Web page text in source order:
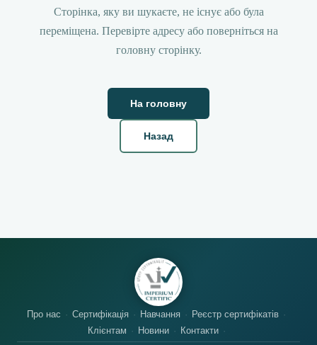
Сторінка, яку ви шукаєте, не існує або була
переміщена. Перевірте адресу або поверніться на
головну сторінку.
На головну
Назад
Про нас Сертифікація Навчання
Реєстр сертифікатів
Клієнтам
Новини Контакти